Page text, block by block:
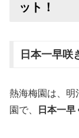
ット！
日本一早咲
熱海梅園は、明
園で、
日本一